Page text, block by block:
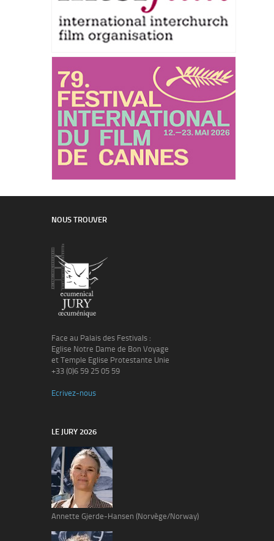
NOUS TROUVER
Face au Palais des Festivals :
Eglise Notre Dame de Bon Voyage
et Temple Eglise Protestante Unie
+33 (0)6 59 25 05 59
Ecrivez-nous
LE JURY 2026
Annette Gjerde-Hansen (Norvège/Norway)